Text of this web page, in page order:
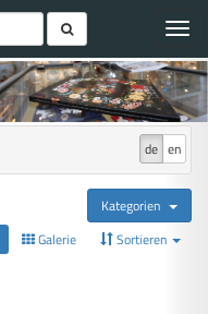
de en
Kategorien
Galerie Sortieren